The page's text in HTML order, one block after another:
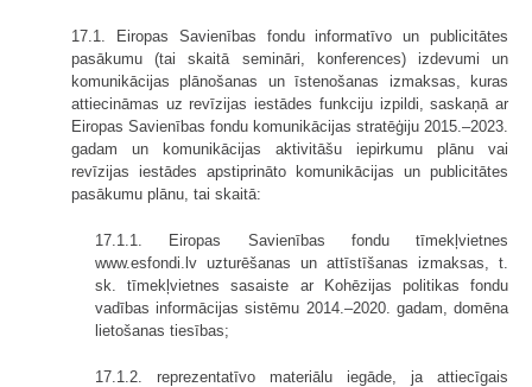
17.1. Eiropas Savienības fondu informatīvo un publicitātes
pasākumu (tai skaitā semināri, konferences) izdevumi un
komunikācijas plānošanas un īstenošanas izmaksas, kuras
attiecināmas uz revīzijas iestādes funkciju izpildi, saskaņā ar
Eiropas Savienības fondu komunikācijas stratēģiju 2015.–2023.
gadam un komunikācijas aktivitāšu iepirkumu plānu vai
revīzijas iestādes apstiprināto komunikācijas un publicitātes
pasākumu plānu, tai skaitā:
17.1.1. Eiropas Savienības fondu tīmekļvietnes
www.esfondi.lv uzturēšanas un attīstīšanas izmaksas, t.
sk. tīmekļvietnes sasaiste ar Kohēzijas politikas fondu
vadības informācijas sistēmu 2014.–2020. gadam, domēna
lietošanas tiesības;
17.1.2. reprezentatīvo materiālu iegāde, ja attiecīgais